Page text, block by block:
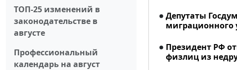
ТОП-25 изменений в
законодательстве в
августе
Профессиональный
календарь на август
Депутаты
миграционного
Президент РФ
физлиц из